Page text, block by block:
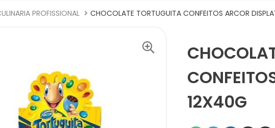
PROFISSIONAL CHOCOLATE TORTUGUITA CONFEITOS ARCOR
12X40G